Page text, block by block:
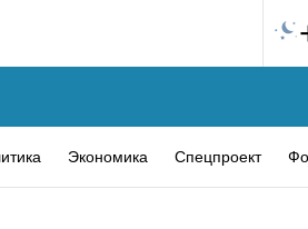
Экономика Спецпроект